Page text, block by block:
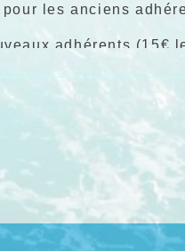
les anciens
adhérents (15€